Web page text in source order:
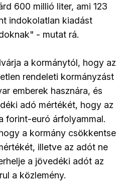
600 millió liter, ami 123
indokolatlan kiadást
- mutat rá.
a kormánytól, hogy az
rendeleti kormányzást
emberek hasznára, és
adó mértékét, hogy az
forint-euró árfolyammal.
a kormány csökkentse
illetve az adót ne
a jövedéki adót az
a közlemény.